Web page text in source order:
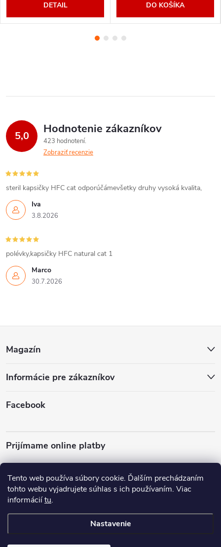
Tento web používa súbory cookie. Ďalším prechádzaním
tohto webu vyjadrujete súhlas s ich používaním. Viac
informáciítu.
Nastavenie
DETAIL DO KOŠÍKA
5,0 Hodnotenie zákazníkov
423 hodnotení
Zobraziť recenzie
Iva
3.8.2026
steril kapsičky HFC cat odporúčámevšetky druhy vysoká kvalita,
Marco
30.7.2026
polévky,kapsičky HFC natural cat 1
p
ä
i
e
Magazín
Informácie pre zákazníkov
Facebook
Prijímame online platby